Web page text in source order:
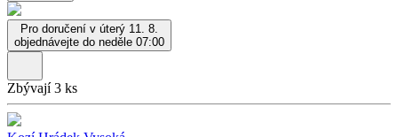
Pro doručení v úterý 11. 8.
objednávejte do neděle 07:00
Zbývají 3 ks